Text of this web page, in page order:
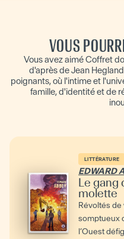
VOUS
Vous avez aimé Coffret
d'après de Jean
poignants, où l'intime et
famille, d'identité et de
LITTÉRATURE
EDWARD
Le gang
molette
Révoltés de
somptueux
l’Ouest